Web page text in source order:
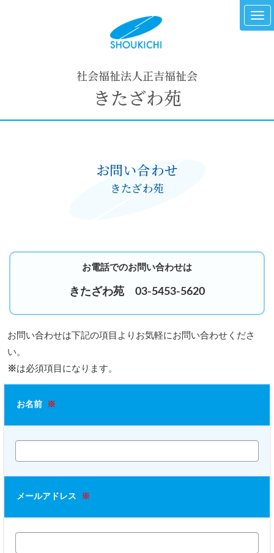
社会福祉法人正吉福祉会
きたざわ苑
お問い合わせ
きたざわ苑
お電話でのお問い合わせは
きたざわ苑 03-5453-5620
お問い合わせは下記の項目よりお気軽にお問い合わせくださ
い。
※は必須項目になります。
お名前 ※
メールアドレス ※